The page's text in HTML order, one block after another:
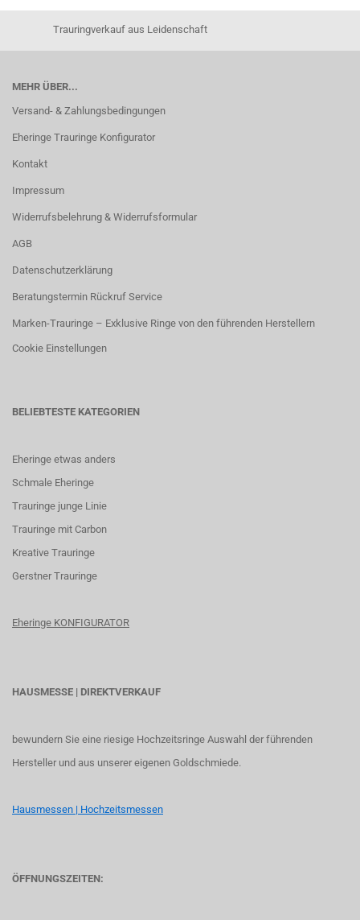
Trauringverkauf aus Leidenschaft
MEHR ÜBER...
Versand- & Zahlungsbedingungen
Eheringe Trauringe Konfigurator
Kontakt
Impressum
Widerrufsbelehrung & Widerrufsformular
AGB
Datenschutzerklärung
Beratungstermin Rückruf Service
Marken-Trauringe – Exklusive Ringe von den führenden Herstellern
Cookie Einstellungen
BELIEBTESTE KATEGORIEN
Eheringe etwas anders
Schmale Eheringe
Trauringe junge Linie
Trauringe mit Carbon
Kreative Trauringe
Gerstner Trauringe
Eheringe KONFIGURATOR
HAUSMESSE | DIREKTVERKAUF
bewundern Sie eine riesige Hochzeitsringe Auswahl der führenden
Hersteller und aus unserer eigenen Goldschmiede.
Hausmessen | Hochzeitsmessen
ÖFFNUNGSZEITEN: